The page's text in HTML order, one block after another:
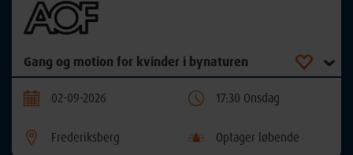
Gang og motion for kvinder i bynaturen
02-09-2026 17:30 Onsdag
Frederiksberg Optager løbende